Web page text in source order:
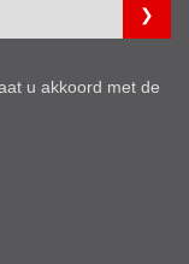
u akkoord met de